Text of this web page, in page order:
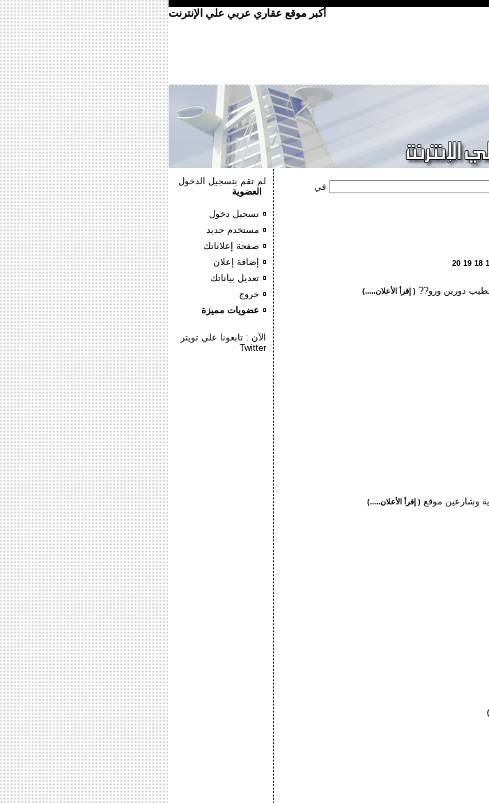
أكبر موقع عقاري عربي علي الإنترنت
لم تقم بتسجيل الدخول
العضوية
تسجيل دخول
مستخدم جديد
صفحة إعلاناتك
إضافة إعلان
تعديل بياناتك
خروج
عضويات مميزة
الآن : تابعونا علي تويتر
Twitter
في
18
19
20
دورين ورو?? ( إقرأ الأعلان.....)
وشارعين موقع ( إقرأ الأعلان.....)